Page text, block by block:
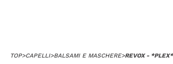
TOP>CAPELLI>BALSAMI E MASCHERE>REVOX -